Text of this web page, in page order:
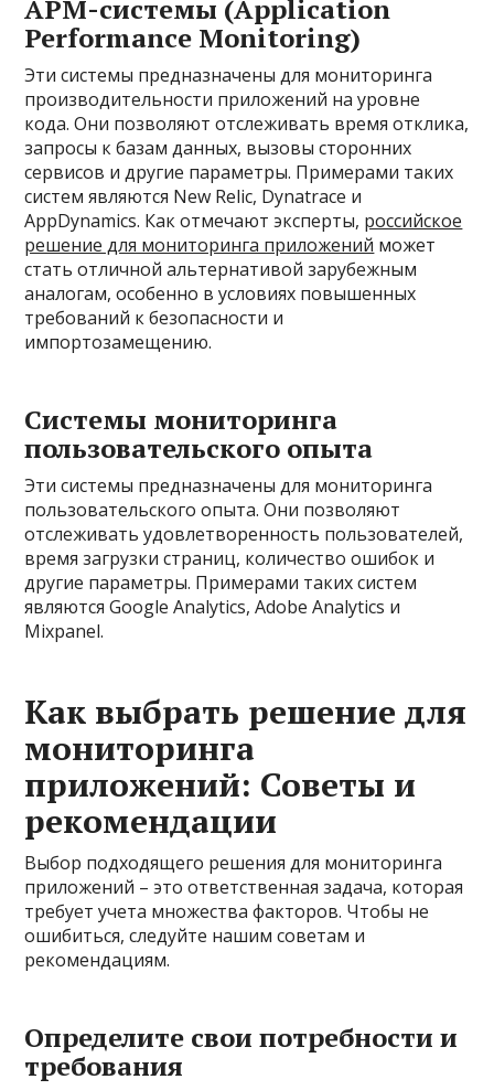
APM-системы (Application
Performance Monitoring)
Эти системы предназначены для мониторинга
производительности приложений на уровне
кода. Они позволяют отслеживать время отклика,
запросы к базам данных, вызовы сторонних
сервисов и другие параметры. Примерами таких
систем являются New Relic, Dynatrace и
AppDynamics. Как отмечают эксперты, российское
решение для мониторинга приложений может
стать отличной альтернативой зарубежным
аналогам, особенно в условиях повышенных
требований к безопасности и
импортозамещению.
Системы мониторинга
пользовательского опыта
Эти системы предназначены для мониторинга
пользовательского опыта. Они позволяют
отслеживать удовлетворенность пользователей,
время загрузки страниц, количество ошибок и
другие параметры. Примерами таких систем
являются Google Analytics, Adobe Analytics и
Mixpanel.
Как выбрать решение для
мониторинга
приложений: Советы и
рекомендации
Выбор подходящего решения для мониторинга
приложений – это ответственная задача, которая
требует учета множества факторов. Чтобы не
ошибиться, следуйте нашим советам и
рекомендациям.
Определите свои потребности и
требования